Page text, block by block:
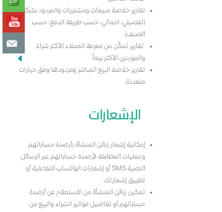
تقارير خلاصة مبيعات ومشتريات والمردود بشكل
(تفصيلي، اجمالي، حسب طريقة الدفع، حسب
الصنف).
تقارير تمكّن من معرفة العملاء الأكثر شراءً
والموردين الأكثر بيعاً.
تقارير خلاصة البيع المباشر ومردودها وفق خيارات
متعددة.
الإشعارات
إمكانية إشعار زبائن المنشأة بأرصدة حساباتهم
وعمليات المطابقة لأرصدة حساباتهم عبر الرسائل
النصية SMS أو إشعارات الواتساب التفاعلية أو
تطبيق إشعارتك.
تمكين زبائن المنشأة من الاستعلام عن أرصدة
حساباتهم أو تفاصيل فواتير الشراء والبيع من